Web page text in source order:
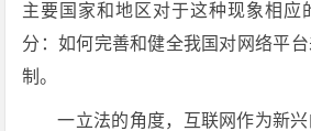
主要国家和地区对于这种现象相应
分：如何完善和健全我国对网络平
制。
一立法的角度，互联网作为新